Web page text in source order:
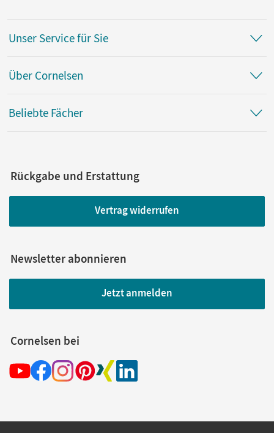
Unser Service für Sie
Über Cornelsen
Beliebte Fächer
Rückgabe und Erstattung
Vertrag widerrufen
Newsletter abonnieren
Jetzt anmelden
Cornelsen bei